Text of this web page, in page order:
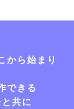
から始まり
できる
共に